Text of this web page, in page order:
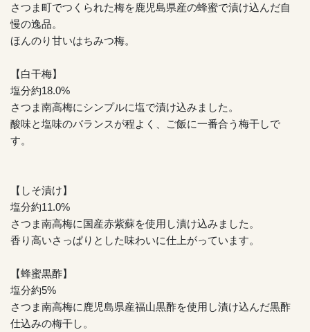
さつま町でつくられた梅を鹿児島県産の蜂蜜で漬け込んだ自
慢の逸品。
ほんのり甘いはちみつ梅。
【白干梅】
塩分約18.0%
さつま南高梅にシンプルに塩で漬け込みました。
酸味と塩味のバランスが程よく、ご飯に一番合う梅干しで
す。
【しそ漬け】
塩分約11.0%
さつま南高梅に国産赤紫蘇を使用し漬け込みました。
香り高いさっぱりとした味わいに仕上がっています。
【蜂蜜黒酢】
塩分約5%
さつま南高梅に鹿児島県産福山黒酢を使用し漬け込んだ黒酢
仕込みの梅干し。